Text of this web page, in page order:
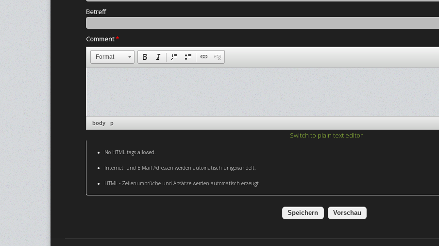
Betreff
Comment*
Format
body p
Switch to plain text editor
No HTML tags allowed.
Internet- und E-Mail-Adressen werden automatisch umgewandelt.
HTML - Zeilenumbrüche und Absätze werden automatisch erzeugt.